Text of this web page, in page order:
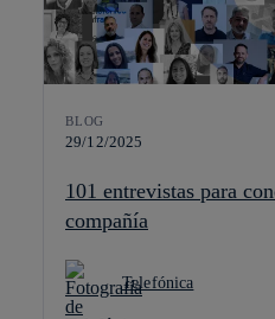
BLOG
29/12/2025
101 entrevistas para
compañía
Telefónica